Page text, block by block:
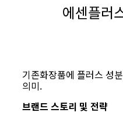
에센플러
기존화장품에 플러스 성
의미.
브랜드 스토리 및 전략